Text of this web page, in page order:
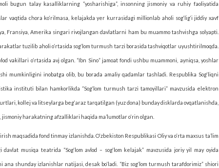
bugun talay kasalliklarning “yosharishiga”, insonning jismoniy va ruhiy faoliyatida
vaqtida chora ko‘rilmasa, kelajakda yer kurrasidagi millionlab aholi sog‘lig‘i jiddiy xavf
Fransiya, Amerika singari rivojlangan davlatlarni ham bu muammo tashvishga solyapti.
tuzilib aholi o‘rtasida sog‘lom turmush tarzi borasida tashviqotlar uyushtirilmoqda.
vakillari o‘rtasida avj olgan. “Ibn Sino” jamoat fondi ushbu muammoni, ayniqsa, yoshlar
mumkinligini inobatga olib, bu borada amaliy qadamlar tashladi. Respublika Sog‘liqni
instituti bilan hamkorlikda “Sog‘lom turmush tarzi tamo­yillari” mavzusida elektron
kollej va litseylarga beg‘araz tarqatilgan (yuz dona) bunday disklarda ovqatlanishda,
harakatning afzalliklari haqida ma’lumotlar o‘rin olgan.
maqsadida fond tinmay izlanishda. O‘zbekiston Respublikasi Oliy va o‘rta maxsus ta’lim
musiqa teatrida “Sog‘­lom avlod – sog‘lom kelajak” mavzusida joriy yil may oyi­da
shunday izlanishlar natijasi, desak bo‘ladi. “Biz sog‘­lom turmush tarafdorimiz” shiori